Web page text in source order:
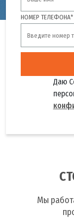
НОМЕР ТЕЛЕФОНА*
Даю
Мы